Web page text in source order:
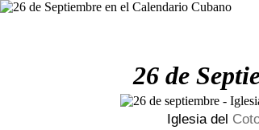
26 de
Iglesia del